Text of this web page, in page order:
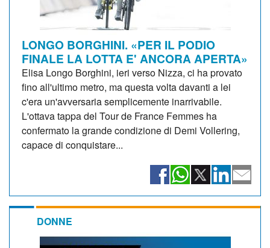
LONGO BORGHINI. «PER IL PODIO
FINALE LA LOTTA E' ANCORA APERTA»
Elisa Longo Borghini, ieri verso Nizza, ci ha provato
fino all'ultimo metro, ma questa volta davanti a lei
c'era un'avversaria semplicemente inarrivabile.
L'ottava tappa del Tour de France Femmes ha
confermato la grande condizione di Demi Vollering,
capace di conquistare...
DONNE